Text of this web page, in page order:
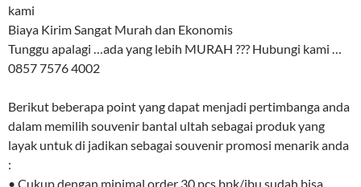
kami
Biaya Kirim Sangat Murah dan Ekonomis
Tunggu apalagi …ada yang lebih MURAH ??? Hubungi kami …
0857 7576 4002
Berikut beberapa point yang dapat menjadi pertimbanga anda
dalam memilih souvenir bantal ultah sebagai produk yang
layak untuk di jadikan sebagai souvenir promosi menarik anda
:
• Cukup dengan minimal order 30 pcs bpk/ibu sudah bisa